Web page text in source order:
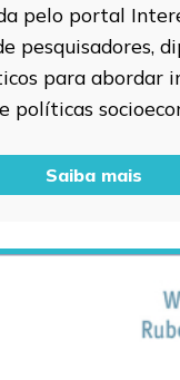
pelo portal
pesquisadores,
para abordar
políticas
Saiba mais